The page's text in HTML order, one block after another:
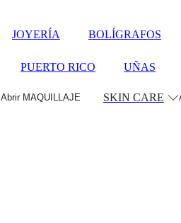
JOYERÍA BOLÍGRAFOS
PUERTO RICO UÑAS
Abrir MAQUILLAJE SKIN CARE